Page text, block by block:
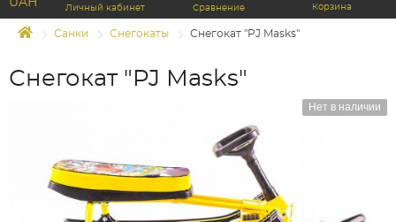
Личный кабинет Сравнение Корзина
Санки Снегокаты Снегокат "PJ Masks"
Снегокат "PJ Masks"
Нет в наличии